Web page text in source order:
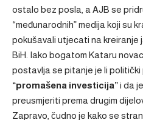
ostalo bez posla, a AJB se
“međunarodnih” medija koji su
pokušavali utjecati na kreiranje
BiH. Iako bogatom Kataru
postavlja se pitanje je li politički
“promašena investicija”i da
preusmjeriti prema drugim
Zapravo, čudno je kako se